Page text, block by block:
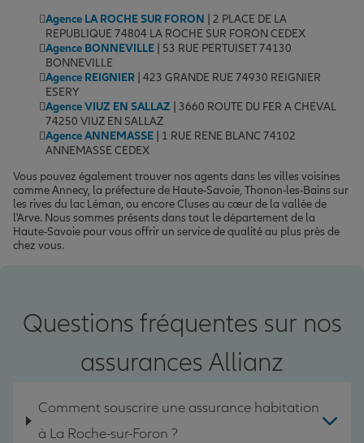
Agence LA ROCHE SUR FORON | 2 PLACE DE LA
REPUBLIQUE 74804 LA ROCHE SUR FORON CEDEX
Agence BONNEVILLE | 53 RUE PERTUISET 74130
BONNEVILLE
Agence REIGNIER | 423 GRANDE RUE 74930 REIGNIER
ESERY
Agence VIUZ EN SALLAZ | 3660 ROUTE DU FER A CHEVAL
74250 VIUZ EN SALLAZ
Agence ANNEMASSE | 1 RUE RENE BLANC 74102
ANNEMASSE CEDEX
Vous pouvez également trouver nos agents dans les villes voisines
comme Annecy, la préfecture de Haute-Savoie, Thonon-les-Bains sur
les rives du lac Léman, ou encore Cluses au cœur de la vallée de
l'Arve. Nous sommes présents dans tout le département de la
Haute-Savoie pour vous offrir un service de qualité au plus près de
chez vous.
Questions fréquentes sur nos
assurances Allianz
Comment souscrire une assurance habitation
à La Roche-sur-Foron ?